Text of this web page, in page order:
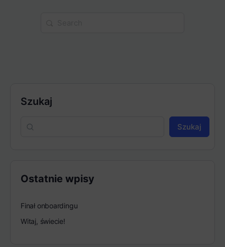
Szukaj
Szukaj
Ostatnie wpisy
Finał onboardingu
Witaj, świecie!